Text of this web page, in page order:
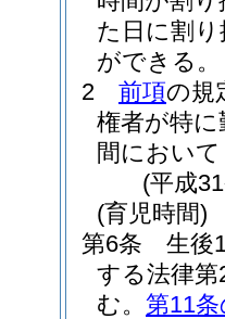
た日に割
ができる。
2
前項の規
権者が特
間におい
(平成
(育児時間)
第6条
生後
する法律
む。 第11